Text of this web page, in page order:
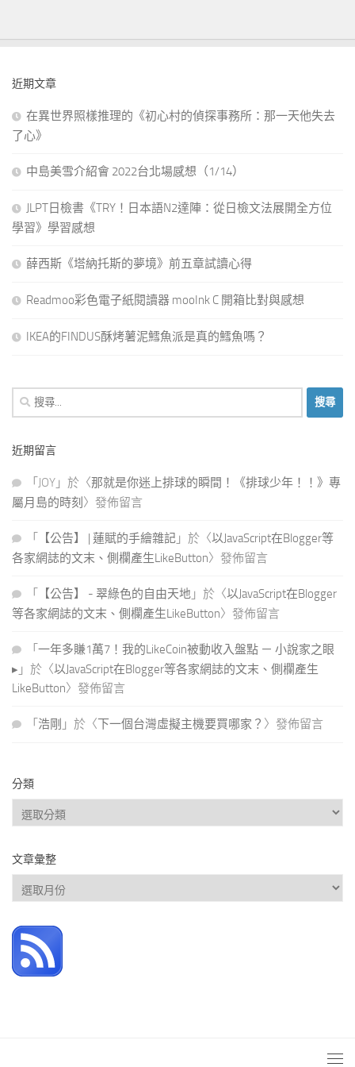
近期文章
在異世界照樣推理的《初心村的偵探事務所：那一天他失去
了心》
中島美雪介紹會 2022台北場感想（1/14）
JLPT日檢書《TRY！日本語N2達陣：從日檢文法展開全方位
學習》學習感想
薛西斯《塔納托斯的夢境》前五章試讀心得
Readmoo彩色電子紙閱讀器 mooInk C 開箱比對與感想
IKEA的FINDUS酥烤薯泥鱈魚派是真的鱈魚嗎？
搜
尋
鍵
近期留言
「 JOY 」於〈那就是你迷上排球的瞬間！《排球少年！！》專
屬月島的時刻 〉發佈留言
「 【公告】 | 蓮賦的手繪雜記 」於〈以JavaScript在Blogger等
各家網誌的文末、側欄產生LikeButton〉發佈留言
「 【公告】 - 翠綠色的自由天地 」於〈以JavaScript在Blogger
等各家網誌的文末、側欄產生LikeButton〉發佈留言
「 一年多賺1萬7！我的LikeCoin被動收入盤點 － 小說家之眼
▸ 」於〈以JavaScript在Blogger等各家網誌的文末、側欄產生
LikeButton〉發佈留言
「 浩剛 」於〈下一個台灣虛擬主機要買哪家？ 〉發佈留言
分類
分
類
文章彙整
文
章
整